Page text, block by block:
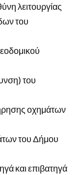
λειτουργίας
του
του
οχημάτων
του Δήμου
και επιβατηγά